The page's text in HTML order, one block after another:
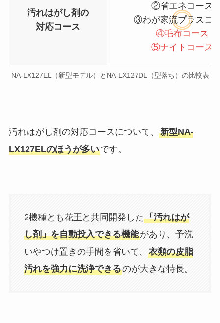
汚れはがし剤の
対応コース
②省エネコース
③わが家流プラスコ
④毛布コース
⑤ナイトコース
NA-LX127EL（新型モデル）とNA-LX127DL（型落ち）の比較表
汚れはがし剤の対応コースについて、 新型NA-
LX127ELのほうが多いです。
2機種とも花王と共同開発した「汚れはが
し剤」を自動投入できる機能があり、予洗
いやつけ置きの手間を省いて、 衣類の皮脂
汚れを強力に洗浄できるのが大きな特長。